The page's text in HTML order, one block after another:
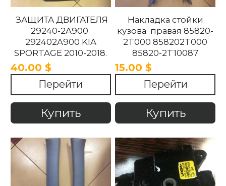
ЗАЩИТА ДВИГАТЕЛЯ
29240-2A900
292402A900 KIA
SPORTAGE 2010-2018.
40.00 $
Перейти
Купить
Накладка стойки
кузова правая 85820-
2T000 858202T000
85820-2T10087
858202T10087 85820-
2T100UP
858202T100UP Kia
Optima 2010 -2015
15.00 $
Перейти
Купить